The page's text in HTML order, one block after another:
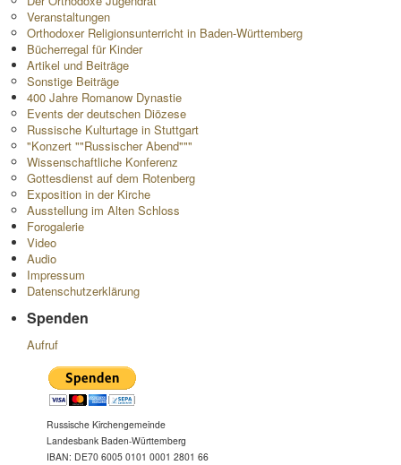
Veranstaltungen
Orthodoxer Religionsunterricht in Baden-Württemberg
Bücherregal für Kinder
Artikel und Beiträge
Sonstige Beiträge
400 Jahre Romanow Dynastie
Events der deutschen Diözese
Russische Kulturtage in Stuttgart
"Konzert ""Russischer Abend"""
Wissenschaftliche Konferenz
Gottesdienst auf dem Rotenberg
Exposition in der Kirche
Ausstellung im Alten Schloss
Forogalerie
Video
Audio
Impressum
Datenschutzerklärung
Spenden
Aufruf
Russische Kirchengemeinde
Landesbank Baden-Württemberg
IBAN: DE70 6005 0101 0001 2801 66